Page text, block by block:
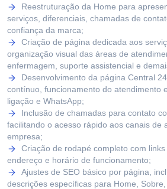
Reestruturação da Home para
serviços, diferenciais, chamadas de
confiança da marca;
Criação de página dedicada aos
organização visual das áreas de
enfermagem, suporte assistencial e
Desenvolvimento da página Central
contínuo, funcionamento do atendimento
ligação e WhatsApp;
Inclusão de chamadas para contato
facilitando o acesso rápido aos canais de
empresa;
Criação de rodapé completo com
endereço e horário de funcionamento;
Ajustes de SEO básico por página,
descrições específicas para Home,